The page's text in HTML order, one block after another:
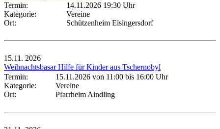
Termin:
14.11.2026 19:30 Uhr
Kategorie:
Vereine
Ort:
Schützenheim Eisingersdorf
15.11. 2026
Weihnachtsbasar Hilfe für Kinder aus Tschernobyl
Termin:
15.11.2026 von 11:00 bis 16:00 Uhr
Kategorie:
Vereine
Ort:
Pfarrheim Aindling